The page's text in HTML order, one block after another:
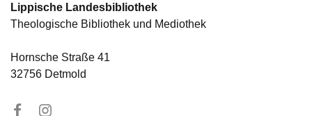
Lippische Landesbibliothek
Theologische Bibliothek und Mediothek
Hornsche Straße 41
32756 Detmold